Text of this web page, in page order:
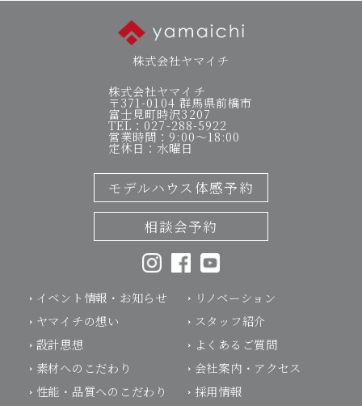
株式会社ヤマイチ
株式会社ヤマイチ
〒371-0104 群馬県前橋市
富士見町時沢3207
TEL：027-288-5922
営業時間：9:00～18:00
定休日：水曜日
モデルハウス体感予約
相談会予約
イベント情報・お知らせ
ヤマイチの想い
設計思想
素材へのこだわり
性能・品質へのこだわり
リノベーション
スタッフ紹介
よくあるご質問
会社案内・アクセス
採用情報